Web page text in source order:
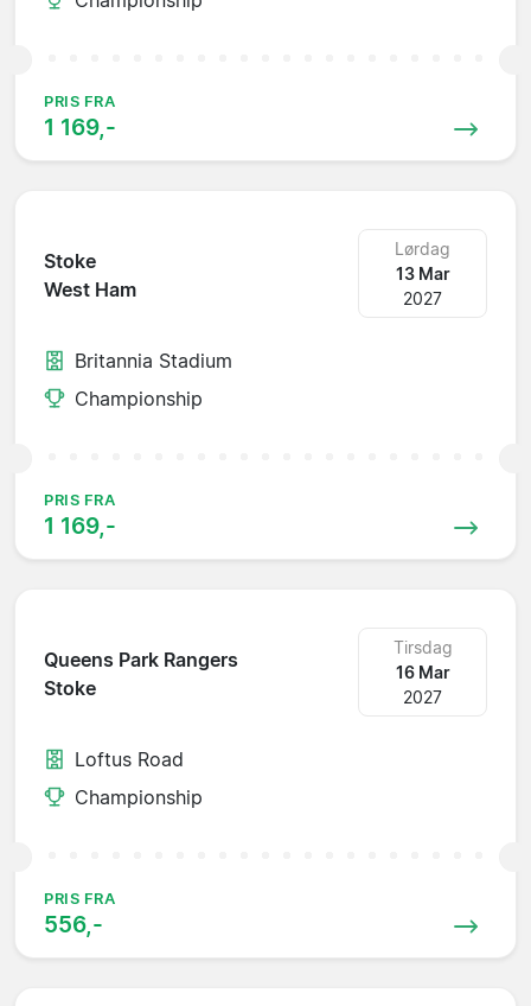
PRIS FRA
1 169,-
Stoke
West Ham
Lørdag
13 Mar
2027
Britannia Stadium
Championship
PRIS FRA
1 169,-
Queens Park Rangers
Stoke
Tirsdag
16 Mar
2027
Loftus Road
Championship
PRIS FRA
556,-